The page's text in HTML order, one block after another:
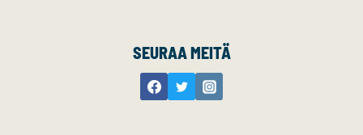
SEURAA MEITÄ